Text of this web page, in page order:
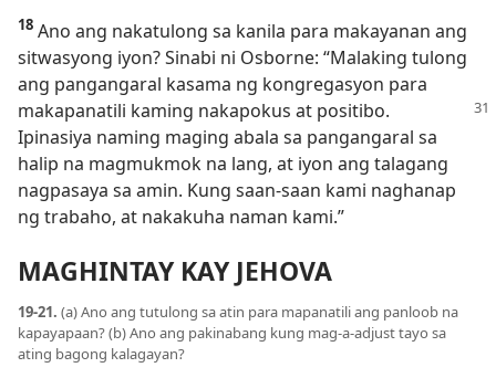
18 Ano ang nakatulong sa kanila para makayanan ang
sitwasyong iyon? Sinabi ni Osborne: “Malaking tulong
ang pangangaral kasama ng kongregasyon para
makapanatili kaming nakapokus at positibo.
Ipinasiya naming maging abala sa pangangaral sa
halip na magmukmok na lang, at iyon ang talagang
nagpasaya sa amin. Kung saan-saan kami naghanap
ng trabaho, at nakakuha naman kami.”
MAGHINTAY KAY JEHOVA
19-21. (a) Ano ang tutulong sa atin para mapanatili ang panloob na
kapayapaan? (b) Ano ang pakinabang kung mag-a-adjust tayo sa
ating bagong kalagayan?